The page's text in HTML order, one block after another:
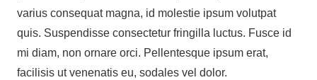
varius consequat magna, id molestie ipsum volutpat
quis. Suspendisse consectetur fringilla luctus. Fusce id
mi diam, non ornare orci. Pellentesque ipsum erat,
facilisis ut venenatis eu, sodales vel dolor.